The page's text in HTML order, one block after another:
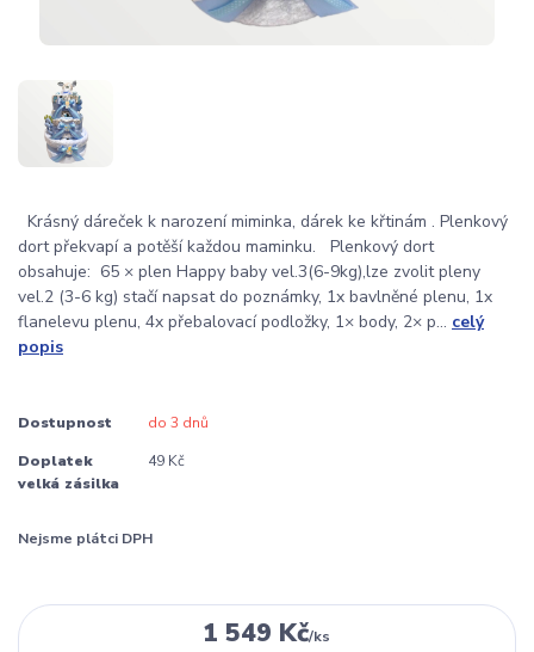
Krásný dáreček k narození miminka, dárek ke křtinám . Plenkový
dort překvapí a potěší každou maminku. Plenkový dort
obsahuje: 65 × plen Happy baby vel.3(6-9kg),lze zvolit pleny
vel.2 (3-6 kg) stačí napsat do poznámky, 1x bavlněné plenu, 1x
flanelevu plenu, 4x přebalovací podložky, 1× body, 2× p... celý
popis
Dostupnost do 3 dnů
Doplatek
velká zásilka
49 Kč
Nejsme plátci DPH
1 549 Kč/ks